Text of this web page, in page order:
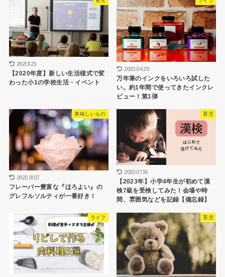
2021.11.23
【2020年度】新しい生活様式で変
わった小1の学校生活・イベント
2023.04.29
万年筆のインクをいろいろ試した
い。約1年間で使ってきたインクレ
ビュー！第1弾
美味しいもの
2022.01.07
フレーバー豊富な『ほろよい』の
グレフルソルティが一番好き！
育児
2023.07.16
【2023年】小学4年生が初めて漢
検7級を受検してみた！会場や時
間、雰囲気などを記録【備忘録】
ライフ 育児